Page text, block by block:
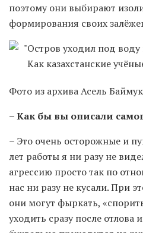
поэтому они выбирают
формирования своих
Фото из архива Асель
– Как бы вы описали
– Это очень осторожные и
лет работы я ни разу не
агрессию просто так по
нас ни разу не кусали. При
они могут фыркать,
уходить сразу после отлова